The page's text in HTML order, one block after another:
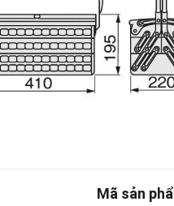
Mã sản